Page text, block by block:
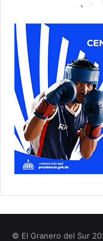
© El Granero del Sur